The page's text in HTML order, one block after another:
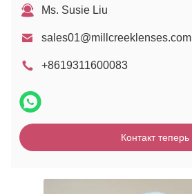
Ms. Susie Liu
sales01@millcreeklenses.com
+8619311600083
Контакт теперь